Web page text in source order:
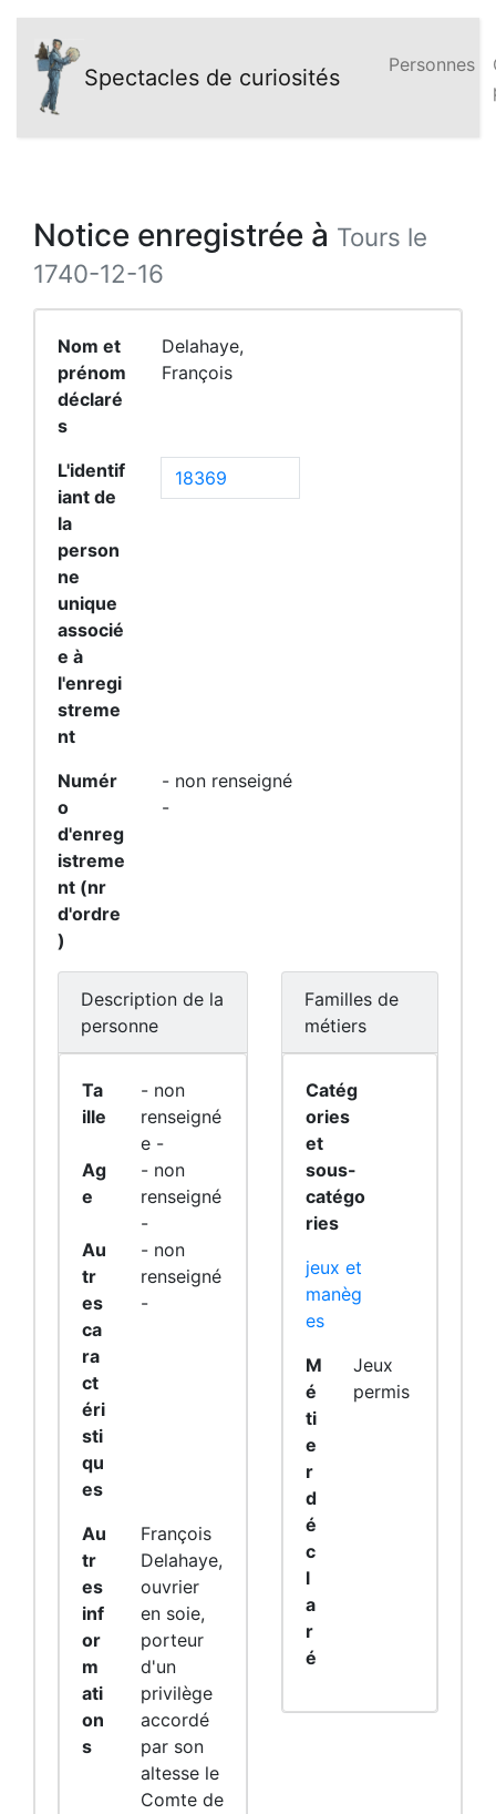
Spectacles de curiosités Personnes
Notice enregistrée à Tours le
1740-12-16
Nom et
prénom
déclaré
s
Delahaye,
François
L'identif
iant de
la
person
ne
unique
associé
e à
l'enregi
streme
nt
18369
Numér
o
d'enreg
istreme
nt (nr
d'ordre
)
- non renseigné
-
Description de la
personne
Ta
ille
- non
renseigné
e -
Ag
e
- non
renseigné
-
Au
tr
es
ca
ra
ct
éri
sti
qu
es
- non
renseigné
-
Au
tr
es
inf
or
m
ati
on
s
François
Delahaye,
ouvrier
en soie,
porteur
d'un
privilège
accordé
par son
altesse le
Comte de
Familles de
métiers
Catég
ories
et
sous-
catégo
ries
jeux et
manèg
es
M
é
ti
e
r
d
é
c
l
a
r
é
Jeux
permis